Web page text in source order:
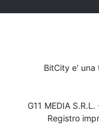
BitCity e'
G11 MEDIA
Registro